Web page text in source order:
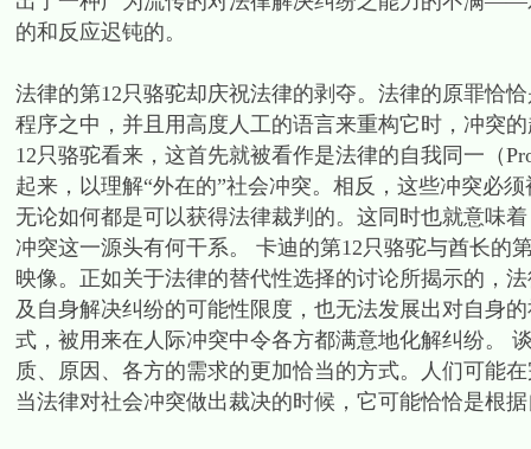
的和反应迟钝的。
法律的第12只骆驼却庆祝法律的剥夺。法律的原罪恰
程序之中，并且用高度人工的语言来重构它时，冲突
12只骆驼看来，这首先就被看作是法律的自我同一（
起来，以理解“外在的”社会冲突。相反，这些冲突必
无论如何都是可以获得法律裁判的。这同时也就意味
冲突这一源头有何干系。 卡迪的第12只骆驼与酋长的
映像。正如关于法律的替代性选择的讨论所揭示的，
及自身解决纠纷的可能性限度，也无法发展出对自身
式，被用来在人际冲突中令各方都满意地化解纠纷。
质、原因、各方的需求的更加恰当的方式。人们可能
当法律对社会冲突做出裁决的时候，它可能恰恰是根